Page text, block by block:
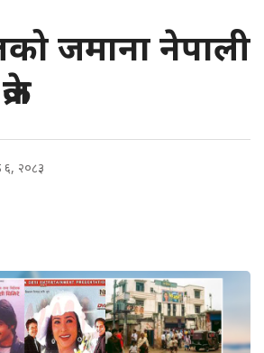
जमाना नेपाली
२०८३